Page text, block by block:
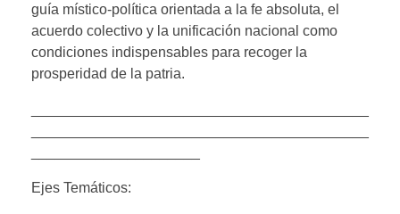
guía místico-política orientada a la fe absoluta, el
acuerdo colectivo y la unificación nacional como
condiciones indispensables para recoger la
prosperidad de la patria.
Ejes Temáticos: